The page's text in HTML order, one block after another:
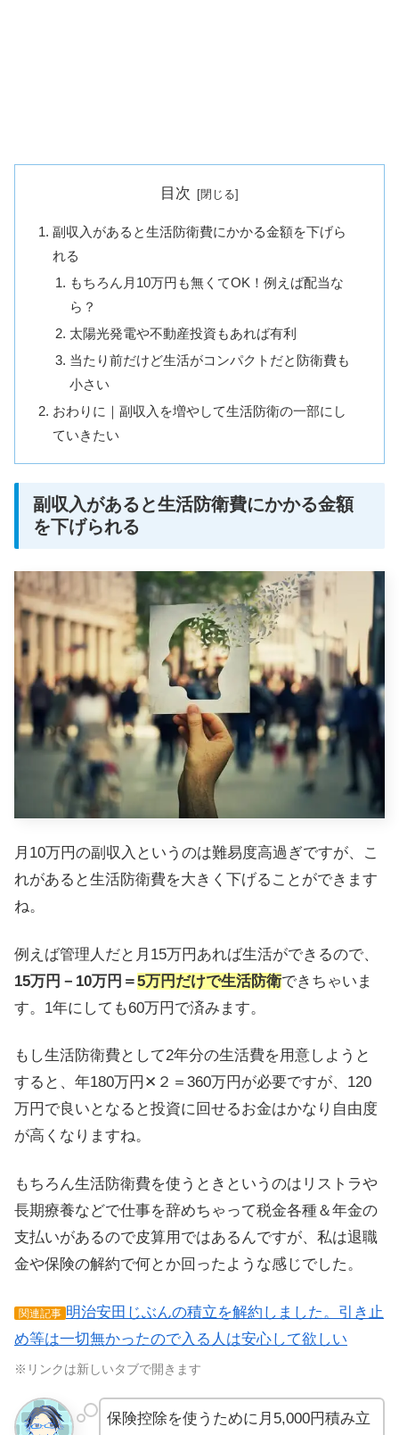
目次
副収入があると生活防衛費にかかる金額を下げら
れる
もちろん月10万円も無くてOK！例えば配当な
ら？
太陽光発電や不動産投資もあれば有利
当たり前だけど生活がコンパクトだと防衛費も
小さい
おわりに｜副収入を増やして生活防衛の一部にし
ていきたい
副収入があると生活防衛費にかかる金額
を下げられる
月10万円の副収入というのは難易度高過ぎですが、こ
れがあると生活防衛費を大きく下げることができます
ね。
例えば管理人だと月15万円あれば生活ができるので、
15万円－10万円＝5万円だけで生活防衛できちゃいま
す。1年にしても60万円で済みます。
もし生活防衛費として2年分の生活費を用意しようと
すると、年180万円✕２＝360万円が必要ですが、120
万円で良いとなると投資に回せるお金はかなり自由度
が高くなりますね。
もちろん生活防衛費を使うときというのはリストラや
長期療養などで仕事を辞めちゃって税金各種＆年金の
支払いがあるので皮算用ではあるんですが、私は退職
金や保険の解約で何とか回ったような感じでした。
関連記事 明治安田じぶんの積立を解約しました。引き止
め等は一切無かったので入る人は安心して欲しい
※リンクは新しいタブで開きます
保険控除を使うために月5,000円積み立